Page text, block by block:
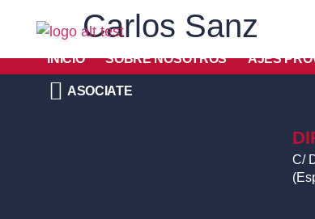
INICIO SOBRE NOSOTROS AJES
ASOCIATE
Carlos Sanz
C/